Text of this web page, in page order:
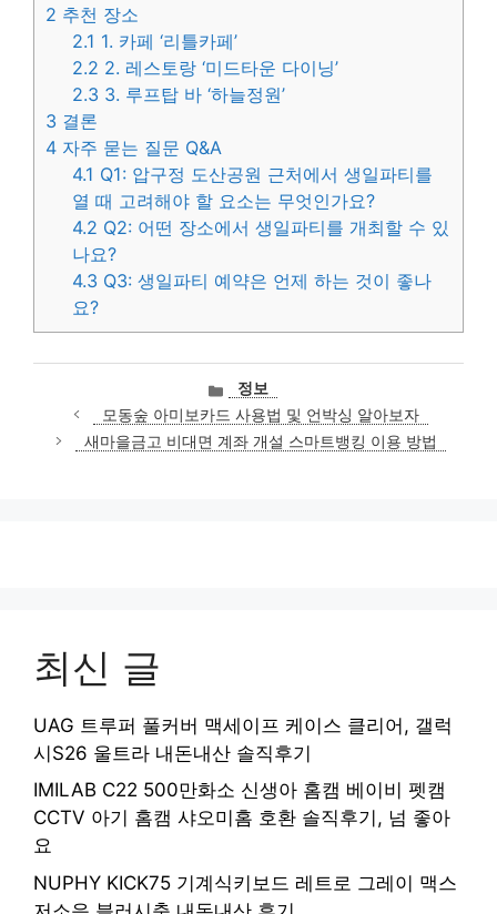
2 추천 장소
2.1 1. 카페 ‘리틀카페’
2.2 2. 레스토랑 ‘미드타운 다이닝’
2.3 3. 루프탑 바 ‘하늘정원’
3 결론
4 자주 묻는 질문 Q&A
4.1 Q1: 압구정 도산공원 근처에서 생일파티를
열 때 고려해야 할 요소는 무엇인가요?
4.2 Q2: 어떤 장소에서 생일파티를 개최할 수 있
나요?
4.3 Q3: 생일파티 예약은 언제 하는 것이 좋나
요?
카
테
고
리
정보
모동숲 아미보카드 사용법 및 언박싱 알아보자
새마을금고 비대면 계좌 개설 스마트뱅킹 이용 방법
최신 글
UAG 트루퍼 풀커버 맥세이프 케이스 클리어, 갤럭
시S26 울트라 내돈내산 솔직후기
IMILAB C22 500만화소 신생아 홈캠 베이비 펫캠
CCTV 아기 홈캠 샤오미홈 호환 솔직후기, 넘 좋아
요
NUPHY KICK75 기계식키보드 레트로 그레이 맥스